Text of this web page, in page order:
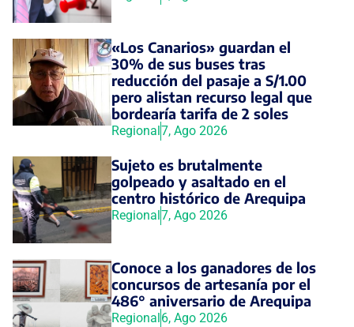
«Los Canarios» guardan el
30% de sus buses tras
reducción del pasaje a S/1.00
pero alistan recurso legal que
bordearía tarifa de 2 soles
Regional 7, Ago 2026
Sujeto es brutalmente
golpeado y asaltado en el
centro histórico de Arequipa
Regional 7, Ago 2026
Conoce a los ganadores de los
concursos de artesanía por el
486° aniversario de Arequipa
Regional 6, Ago 2026